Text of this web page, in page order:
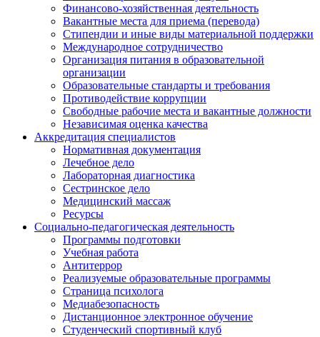
Финансово-хозяйственная деятельность
Вакантные места для приема (перевода)
Стипендии и иные виды материальной поддержки
Международное сотрудничество
Организация питания в образовательной
организации
Образовательные стандарты и требования
Противодействие коррупции
Свободные рабочие места и вакантные должности
Независимая оценка качества
Аккредитация специалистов
Нормативная документация
Лечебное дело
Лабораторная диагностика
Сестринское дело
Медицинский массаж
Ресурсы
Социально-педагогическая деятельность
Программы подготовки
Учебная работа
Антитеррор
Реализуемые образовательные программы
Страница психолога
Медиабезопасность
Дистанционное электронное обучение
Студенческий спортивный клуб